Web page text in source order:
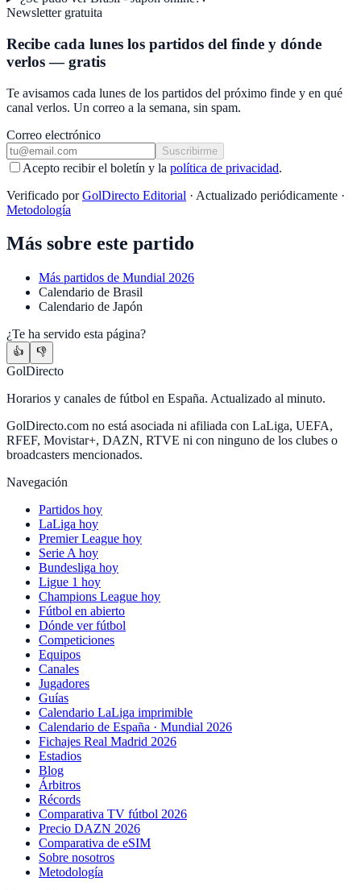
Newsletter gratuita
Recibe cada lunes los partidos del finde y dónde
verlos — gratis
Te avisamos cada lunes de los partidos del próximo finde y en qué
canal verlos. Un correo a la semana, sin spam.
Correo electrónico
Suscribirme
Acepto recibir el boletín y la política de privacidad.
Verificado por GolDirecto Editorial · Actualizado periódicamente ·
Metodología
Más sobre este partido
Más partidos de Mundial 2026
Calendario de Brasil
Calendario de Japón
¿Te ha servido esta página?
👍 👎
GolDirecto
Horarios y canales de fútbol en España. Actualizado al minuto.
GolDirecto.com no está asociada ni afiliada con LaLiga, UEFA,
RFEF, Movistar+, DAZN, RTVE ni con ninguno de los clubes o
broadcasters mencionados.
Navegación
Partidos hoy
LaLiga hoy
Premier League hoy
Serie A hoy
Bundesliga hoy
Ligue 1 hoy
Champions League hoy
Fútbol en abierto
Dónde ver fútbol
Competiciones
Equipos
Canales
Jugadores
Guías
Calendario LaLiga imprimible
Calendario de España · Mundial 2026
Fichajes Real Madrid 2026
Estadios
Blog
Árbitros
Récords
Comparativa TV fútbol 2026
Precio DAZN 2026
Comparativa de eSIM
Sobre nosotros
Metodología